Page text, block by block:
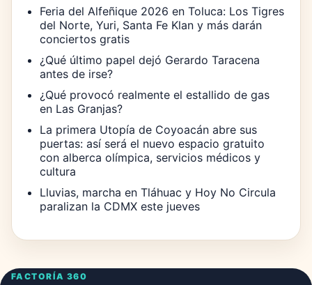
Feria del Alfeñique 2026 en Toluca: Los Tigres
del Norte, Yuri, Santa Fe Klan y más darán
conciertos gratis
¿Qué último papel dejó Gerardo Taracena
antes de irse?
¿Qué provocó realmente el estallido de gas
en Las Granjas?
La primera Utopía de Coyoacán abre sus
puertas: así será el nuevo espacio gratuito
con alberca olímpica, servicios médicos y
cultura
Lluvias, marcha en Tláhuac y Hoy No Circula
paralizan la CDMX este jueves
FACTORÍA 360